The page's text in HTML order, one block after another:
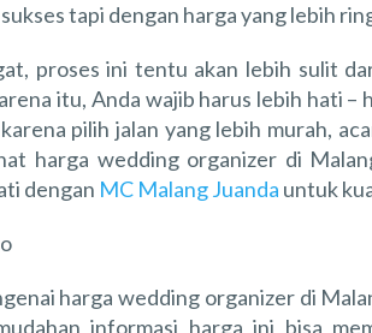
tapi dengan harga yang lebih
proses ini tentu akan lebih sulit
itu, Anda wajib harus lebih hati –
pilih jalan yang lebih murah,
harga wedding organizer di
dengan MC Malang Juanda untuk
harga wedding organizer di
informasi harga ini bisa